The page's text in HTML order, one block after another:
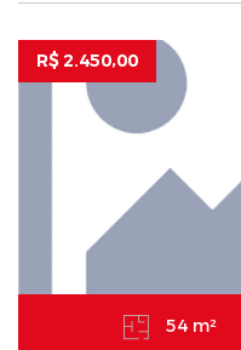
R$ 2.450,00
54 m²